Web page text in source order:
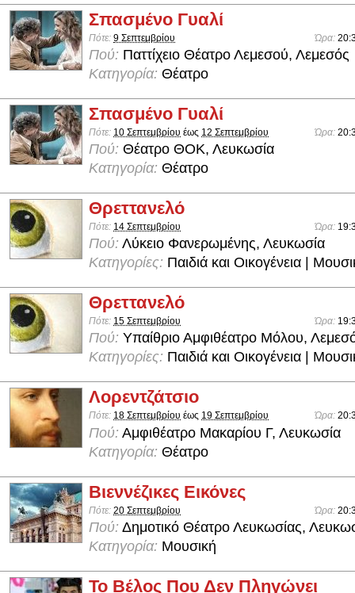
Σπασμένο Γυαλί
Πότε: 9 Σεπτεμβρίου Ώρα:
Πού: Παττίχειο Θέατρο Λεμεσού, Λεμεσός
Κατηγορία: Θέατρο
Σπασμένο Γυαλί
Πότε: 10 Σεπτεμβρίου έως 12 Σεπτεμβρίου Ώρα:
Πού: Θέατρο ΘΟΚ, Λευκωσία
Κατηγορία: Θέατρο
Θρεττανελό
Πότε: 14 Σεπτεμβρίου Ώρα:
Πού: Λύκειο Φανερωμένης, Λευκωσία
Κατηγορίες: Παιδιά και Οικογένεια |
Θρεττανελό
Πότε: 15 Σεπτεμβρίου Ώρα:
Πού: Υπαίθριο Αμφιθέατρο Μόλου,
Κατηγορίες: Παιδιά και Οικογένεια |
Λορεντζάτσιο
Πότε: 18 Σεπτεμβρίου έως 19 Σεπτεμβρίου Ώρα:
Πού: Αμφιθέατρο Μακαρίου Γ, Λευκωσία
Κατηγορία: Θέατρο
Βιεννέζικες Εικόνες
Πότε: 20 Σεπτεμβρίου Ώρα:
Πού: Δημοτικό Θέατρο Λευκωσίας,
Κατηγορία: Μουσική
Το Βέλος Που Δεν Πληγώνει